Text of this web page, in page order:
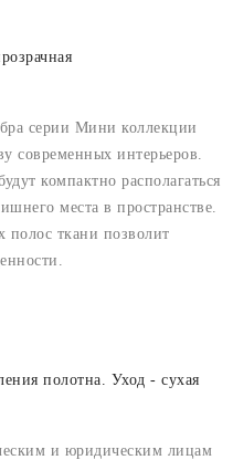
серии Мини коллекции
современных интерьеров.
компактно располагаться
места в пространстве.
полос ткани позволит
полотна. Уход - сухая
и юридическим лицам